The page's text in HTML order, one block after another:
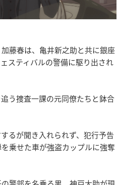
藤春は、亀井新之助と共に銀座
スティバルの警備に駆り出され
う捜査一課の元同僚たちと鉢合
るが聞き入れられず、犯行予告
乗せた車が強盗カップルに強奪